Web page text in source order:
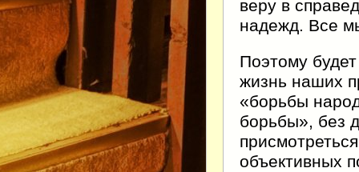
веру в
надежд. Все
Поэтому
жизнь наших
«борьбы
борьбы», без
объективных